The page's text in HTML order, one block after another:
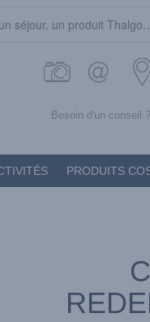
PRODUITS
Besoin d'un conseil ?